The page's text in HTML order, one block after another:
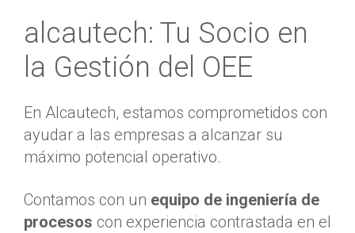
alcautech: Tu Socio en
la Gestión del OEE
En Alcautech, estamos comprometidos con
ayudar a las empresas a alcanzar su
máximo potencial operativo.
Contamos con un equipo de ingeniería de
procesos con experiencia contrastada en el